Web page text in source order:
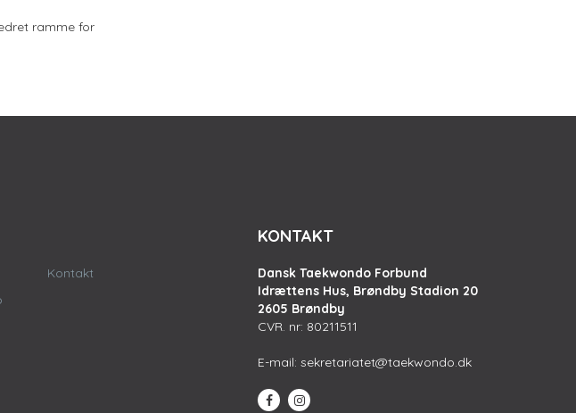
ramme for
Kontakt
KONTAKT
Dansk Taekwondo Forbund
Idrættens Hus, Brøndby Stadion 20
2605 Brøndby
CVR. nr: 80211511
E-mail: sekretariatet@taekwondo.dk